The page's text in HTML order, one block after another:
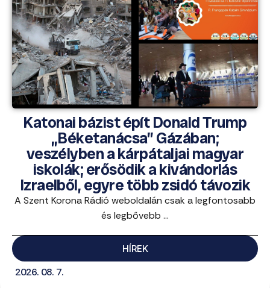
Katonai bázist épít Donald Trump
„Béketanácsa” Gázában;
veszélyben a kárpátaljai magyar
iskolák; erősödik a kivándorlás
Izraelből, egyre több zsidó távozik
A Szent Korona Rádió weboldalán csak a legfontosabb
és legbővebb ...
HÍREK
2026. 08. 7.